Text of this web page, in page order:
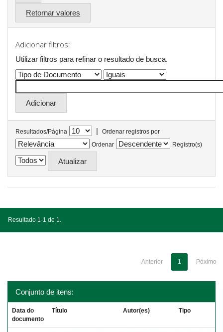
Retornar valores
Adicionar filtros:
Utilizar filtros para refinar o resultado de busca.
Resultados/Página |
Ordenar registros por
Ordenar
Registro(s)
Resultado 1-1 de 1.
Anterior 1 Póximo
Conjunto de itens:
Data do
documento
Título Autor(es) Tipo